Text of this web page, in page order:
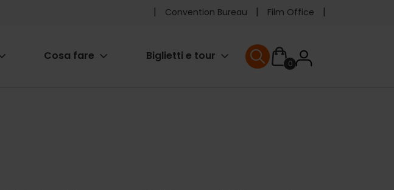
Pre
header
Convention Bureau Film Office
Cosa fare Biglietti e tour
0User
User menu